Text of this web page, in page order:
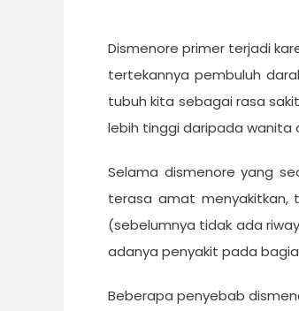
Dismenore primer terjadi
tertekannya pembuluh
tubuh kita sebagai rasa
lebih tinggi daripada wanita
Selama dismenore yang
terasa amat menyakitkan,
(sebelumnya tidak ada
adanya penyakit pada
Beberapa penyebab